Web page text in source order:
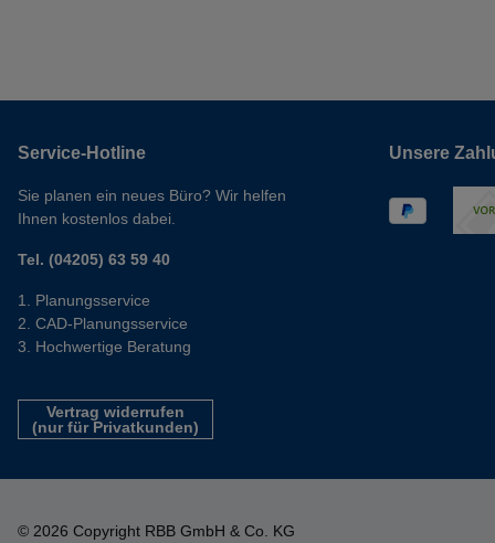
Service-Hotline
Sie planen ein neues Büro? Wir helfen
Ihnen kostenlos dabei.
Tel. (04205) 63 59 40
Planungsservice
CAD-Planungsservice
Hochwertige Beratung
Vertrag widerrufen
(nur für Privatkunden)
Unsere
© 2026 Copyright RBB GmbH & Co. KG